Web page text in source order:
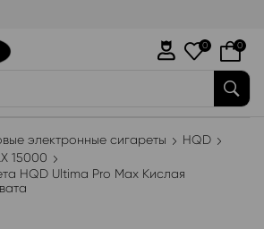
0 0
электронные сигареты
HQD
15000
HQD Ultima Pro Max Кислая